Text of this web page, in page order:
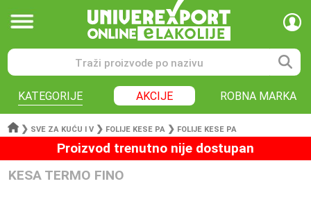
KATEGORIJE AKCIJE ROBNA MARKA
❯ SVE ZA KUĆU I V ❯ FOLIJE KESE PA ❯ FOLIJE KESE PA
Proizvod trenutno nije dostupan
KESA TERMO FINO